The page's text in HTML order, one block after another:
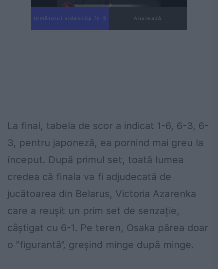
Următorul videoclip în 4 Anulează
La final, tabela de scor a indicat 1-6, 6-3, 6-
3, pentru japoneză, ea pornind mai greu la
început. După primul set, toată lumea
credea că finala va fi adjudecată de
jucătoarea din Belarus, Victoria Azarenka
care a reușit un prim set de senzație,
câștigat cu 6-1. Pe teren, Osaka părea doar
o ”figurantă”, greșind minge după minge.